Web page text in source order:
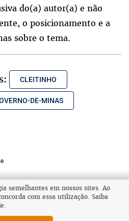
do(a) autor(a) e não
o posicionamento e a
sobre o tema.
CLEITINHO
DE-MINAS
AO TOPO
semelhantes em nossos sites. Ao
com essa utilização. Saiba
.